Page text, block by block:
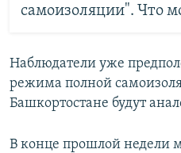
самоизоляции". Что
Наблюдатели уже
режима полной
Башкортостане будут
В конце прошлой недели